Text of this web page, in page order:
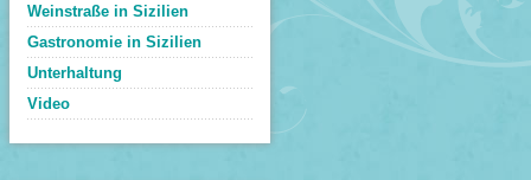
Weinstraße in Sizilien
Gastronomie in Sizilien
Unterhaltung
Video